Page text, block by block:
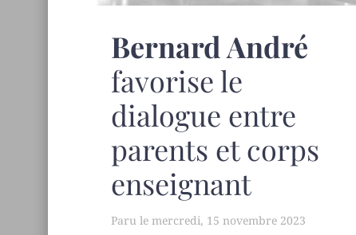
Bernard André
favorise le
dialogue entre
parents et corps
enseignant
mercredi, 15 novembre 2023